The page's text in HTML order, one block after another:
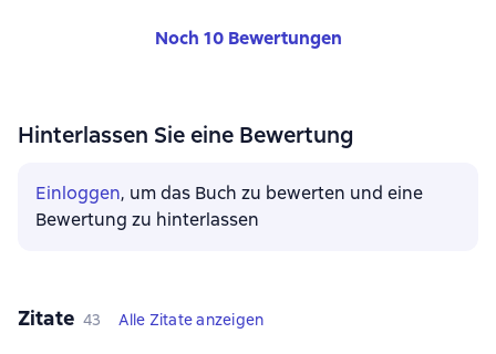
Noch 10 Bewertungen
Hinterlassen Sie eine Bewertung
Einloggen, um das Buch zu bewerten und eine
Bewertung zu hinterlassen
Zitate 43 Alle Zitate anzeigen